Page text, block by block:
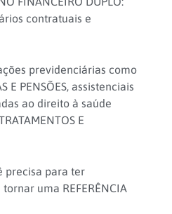
contratuais e
previdenciárias como
E PENSÕES, assistenciais
ao direito à saúde
E
precisa para ter
tornar uma REFERÊNCIA